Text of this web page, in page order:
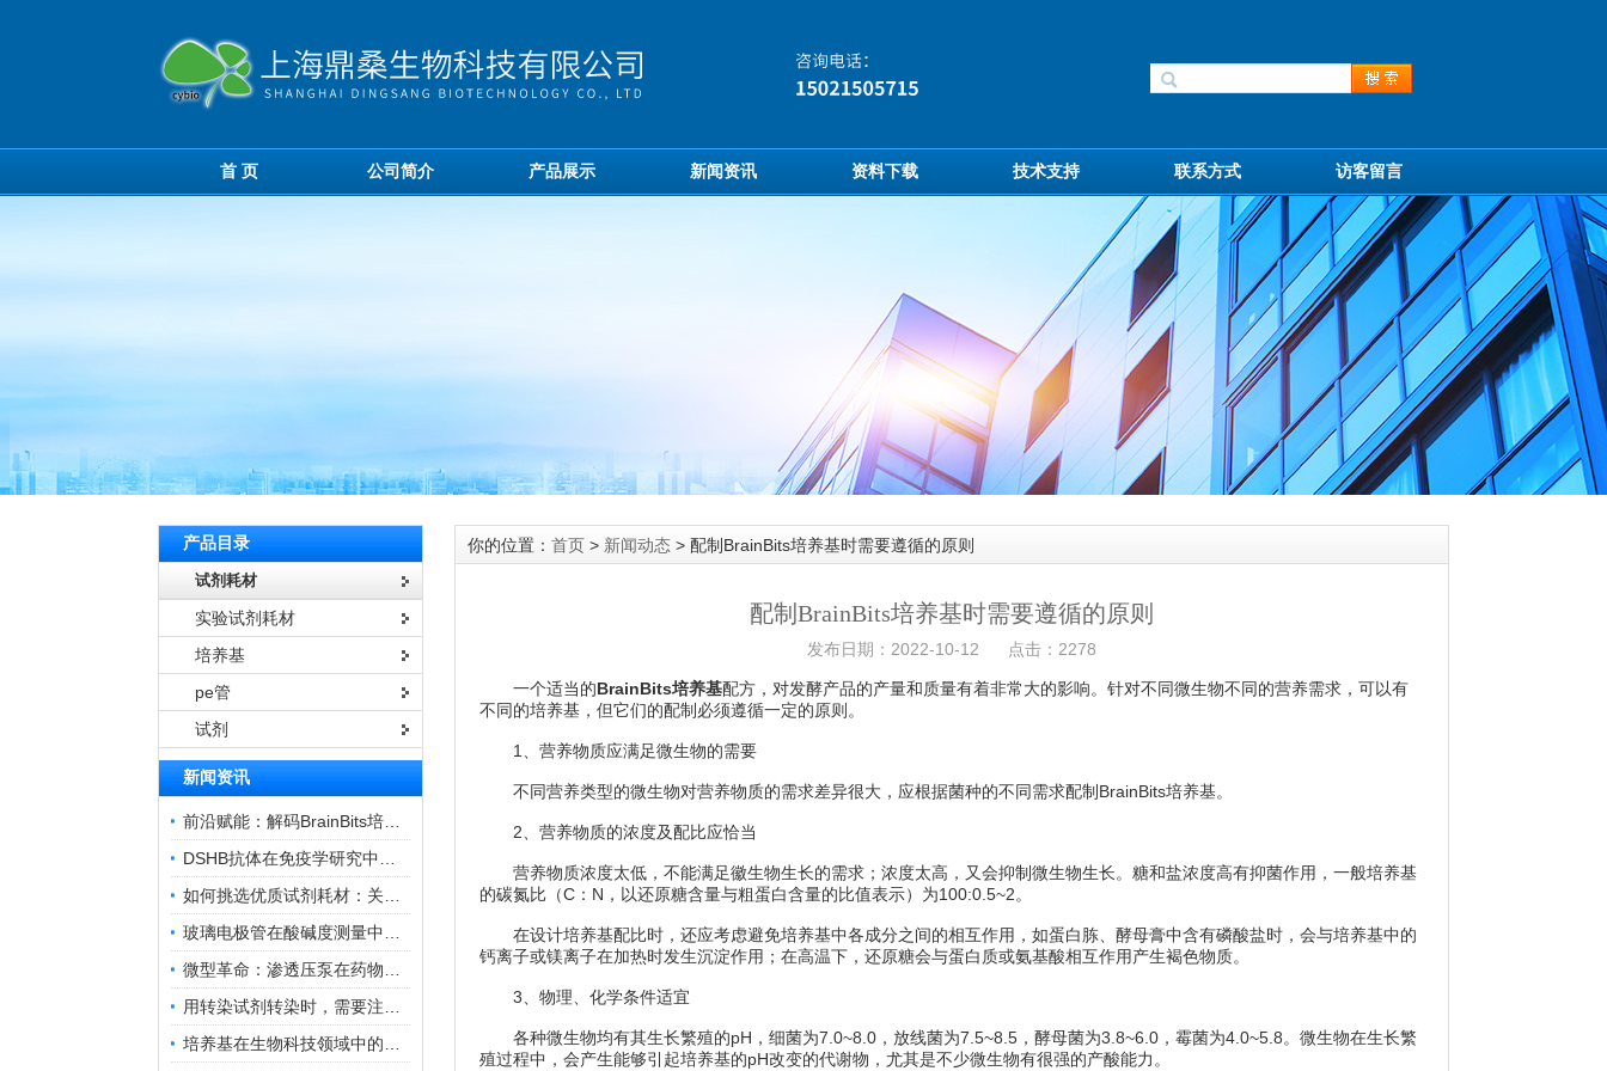
首 页 公司简介 产品展示 新闻资讯 资料下载 技术支持 联系方式 访客留言
产品目录
试剂耗材
实验试剂耗材
培养基
pe管
试剂
新闻资讯
你的位置： 首页 > 新闻动态 > 配制BrainBits培养基时需要遵循的原则
配制BrainBits培养基时需要遵循的原则
发布日期：2022-10-12 点击：2278
一个适当的BrainBits培养基配方，对发酵产品的产量和质量有着非常大的影响。针对不同微生物不同的营养需求，可以有
不同的培养基，但它们的配制必须遵循一定的原则。
1、营养物质应满足微生物的需要
不同营养类型的微生物对营养物质的需求差异很大，应根据菌种的不同需求配制BrainBits培养基。
2、营养物质的浓度及配比应恰当
营养物质浓度太低，不能满足徽生物生长的需求；浓度太高，又会抑制微生物生长。糖和盐浓度高有抑菌作用，一般培养基
的碳氮比（C：N，以还原糖含量与粗蛋白含量的比值表示）为100:0.5~2。
在设计培养基配比时，还应考虑避免培养基中各成分之间的相互作用，如蛋白胨、酵母膏中含有磷酸盐时，会与培养基中的
钙离子或镁离子在加热时发生沉淀作用；在高温下，还原糖会与蛋白质或氨基酸相互作用产生褐色物质。
3、物理、化学条件适宜
各种微生物均有其生长繁殖的pH，细菌为7.0~8.0，放线菌为7.5~8.5，酵母菌为3.8~6.0，霉菌为4.0~5.8。微生物在生长繁
殖过程中，会产生能够引起培养基的pH改变的代谢物，尤其是不少微生物有很强的产酸能力。